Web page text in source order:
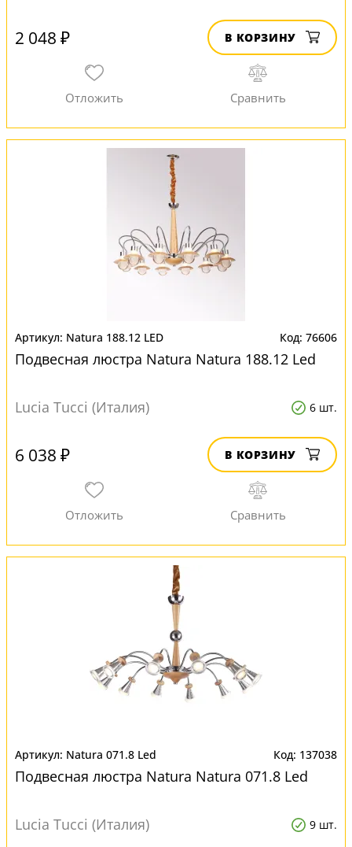
2 048 ₽ В КОРЗИНУ
Natura 188.12 LED 76606
Подвесная люстра Natura Natura 188.12 Led
Lucia Tucci (Италия) 6 шт.
6 038 ₽ В КОРЗИНУ
Natura 071.8 Led 137038
Подвесная люстра Natura Natura 071.8 Led
Lucia Tucci (Италия) 9 шт.